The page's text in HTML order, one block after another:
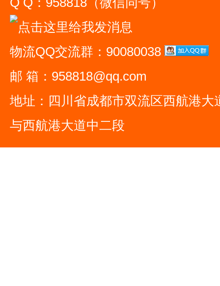
物流QQ交流群：90080038
邮 箱：958818@qq.com
地址：四川省成都市双流区西航港大
与西航港大道中二段